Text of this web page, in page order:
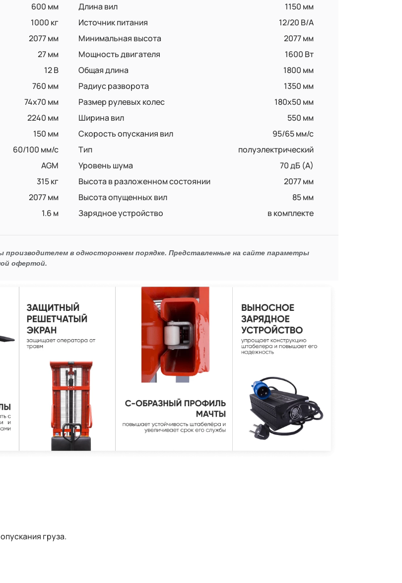
600 мм Длина вил
1150 мм
1000 кг Источник питания
12/20 В/А
2077 мм Минимальная высота
2077 мм
27 мм Мощность двигателя
1600 Вт
12 B Общая длина
1800 мм
760 мм Радиус разворота
1350 мм
74x70 мм Размер рулевых колес
180x50 мм
2240 мм Ширина вил
550 мм
150 мм Скорость опускания вил
95/65 мм/с
60/100 мм/с Тип
полуэлектрический
AGM Уровень шума
70 дБ (А)
315 кг Высота в разложенном состоянии
2077 мм
2077 мм Высота опущенных вил
85 мм
1.6 м Зарядное устройство в комплекте
производителем в одностороннем порядке. Представленные на сайте параметры
офертой.
груза.